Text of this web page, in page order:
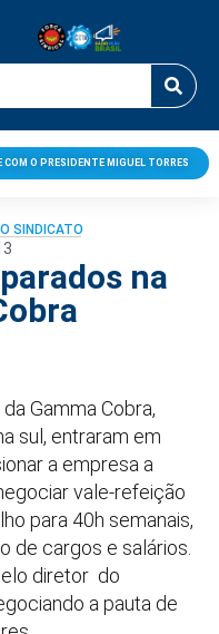
COM O PRESIDENTE MIGUEL TORRES
SINDICATO
na
Gamma Cobra,
sul, entraram em
a empresa a
vale-refeição
para 40h semanais,
de cargos e salários.
diretor do
a pauta de